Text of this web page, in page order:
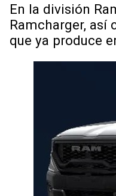
En la división
Ramcharger,
que ya produce